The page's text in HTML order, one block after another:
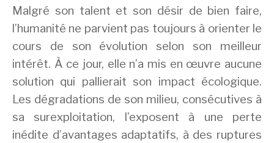
Malgré son talent et son désir de bien faire,
l’humanité ne parvient pas toujours à orienter le
cours de son évolution selon son meilleur
intérêt. À ce jour, elle n’a mis en œuvre aucune
solution qui pallierait son impact écologique.
Les dégradations de son milieu, consécutives à
sa surexploitation, l’exposent à une perte
inédite d’avantages adaptatifs, à des ruptures